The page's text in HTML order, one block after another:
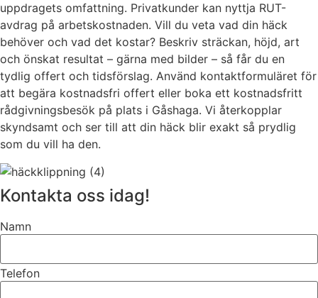
uppdragets omfattning. Privatkunder kan nyttja RUT-
avdrag på arbetskostnaden. Vill du veta vad din häck
behöver och vad det kostar? Beskriv sträckan, höjd, art
och önskat resultat – gärna med bilder – så får du en
tydlig offert och tidsförslag. Använd kontaktformuläret för
att begära kostnadsfri offert eller boka ett kostnadsfritt
rådgivningsbesök på plats i Gåshaga. Vi återkopplar
skyndsamt och ser till att din häck blir exakt så prydlig
som du vill ha den.
Kontakta oss idag!
Namn
Telefon